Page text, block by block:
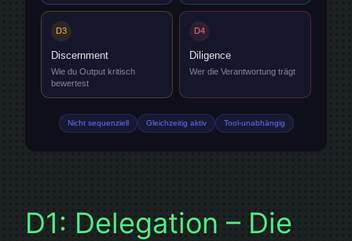
D3
Discernment
Wie du Output kritisch
bewertest
D4
Diligence
Wer die Verantwortung trägt
Nicht sequenziell Gleichzeitig aktiv Tool-unabhängig
D1: Delegation – Die